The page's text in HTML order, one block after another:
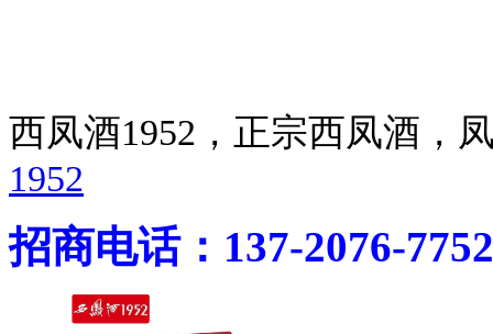
西凤酒1952，正宗西凤酒
1952
招商电话：137-2076-7752